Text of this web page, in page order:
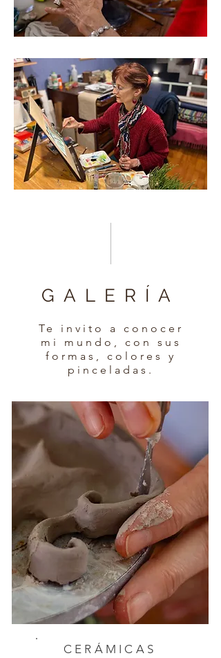
GALERÍA
Te invito a conocer
mi mundo, con sus
formas, colores y
pinceladas.
CERÁMICAS